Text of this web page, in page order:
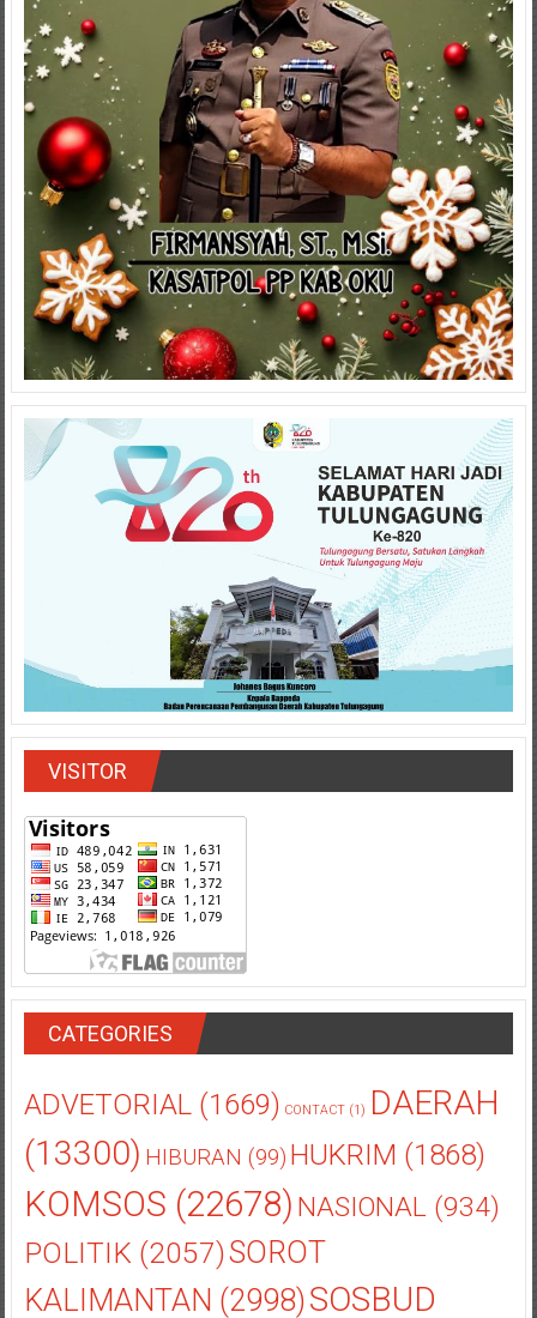
VISITOR
CATEGORIES
ADVETORIAL(1669) CONTACT(1) DAERAH
(13300) HIBURAN (99) HUKRIM (1868)
KOMSOS (22678) NASIONAL(934)
POLITIK(2057)SOROT
KALIMANTAN (2998)SOSBUD